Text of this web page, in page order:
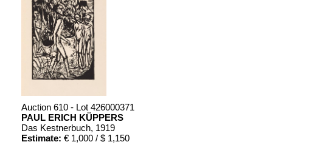
Auction 610 - Lot 426000371
PAUL ERICH KÜPPERS
Das Kestnerbuch, 1919
Estimate: € 1,000 / $ 1,150